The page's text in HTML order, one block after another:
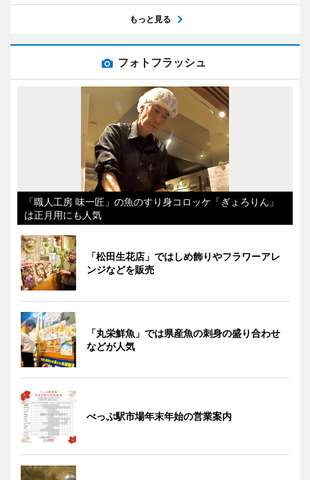
もっと見る
フォトフラッシュ
「職人工房 味一匠」の魚のすり身コロッケ「ぎょろりん」
は正月用にも人気
「松田生花店」ではしめ飾りやフラワーアレ
ンジなどを販売
「丸栄鮮魚」では県産魚の刺身の盛り合わせ
などが人気
べっぷ駅市場年末年始の営業案内